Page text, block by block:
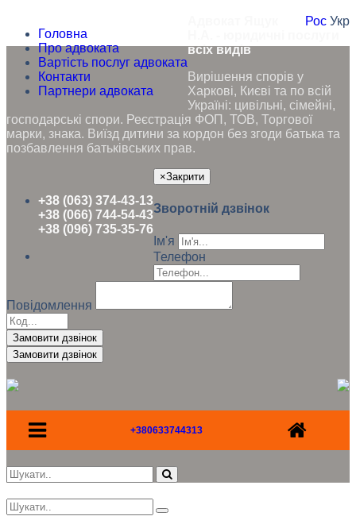
Головна
Про адвоката
Вартість послуг адвоката
Контакти
Партнери адвоката
Рос Укр
всіх видів
Вирішення спорів у
Харкові, Києві та по всій
Україні: цивільні, сімейні,
господарські спори. Реєстрація ФОП, ТОВ, Торгової
марки, знака. Виїзд дитини за кордон без згоди батька та
позбавлення батьківських прав.
+38 (063) 374-43-13
+38 (066) 744-54-43
+38 (096) 735-35-76
×Закрити
Зворотній дзвінок
Ім'я
Телефон
Повідомлення
Замовити дзвінок
+380633744313